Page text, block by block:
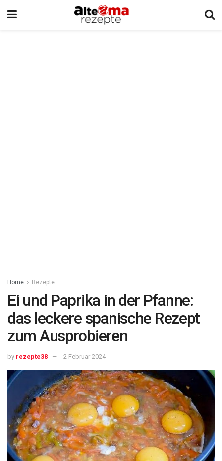
Home Rezepte
Ei und Paprika in der Pfanne:
das leckere spanische Rezept
zum Ausprobieren
by rezepte38 2 Februar 2024